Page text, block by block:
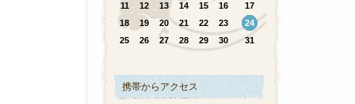
11
12 13 14 15 16
17
18
19 20 21 22 23
24
25
26 27 28 29 30 31
携帯からアクセス